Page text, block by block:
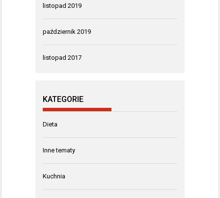
listopad 2019
październik 2019
listopad 2017
KATEGORIE
Dieta
Inne tematy
Kuchnia